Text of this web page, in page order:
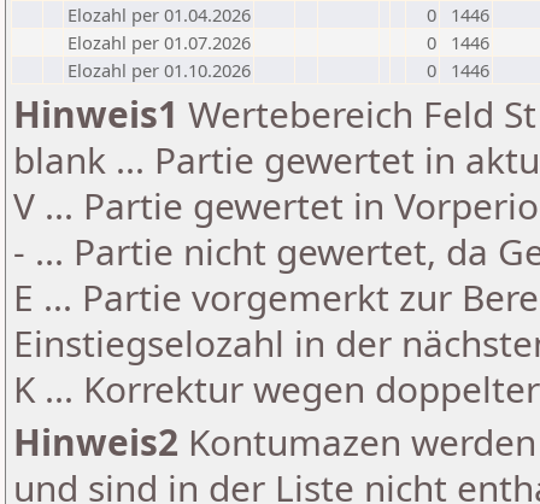
Elozahl per 01.04.2026
0
1446
Elozahl per 01.07.2026
0
1446
Elozahl per 01.10.2026
0 1446
Hinweis1 Wertebereich Feld
blank ... Partie gewertet in
V ... Partie gewertet in
- ... Partie nicht gewertet, da
E ... Partie vorgemerkt zur
Einstiegselozahl in der
K ... Korrektur wegen
Hinweis2 Kontumazen
und sind in der Liste nicht